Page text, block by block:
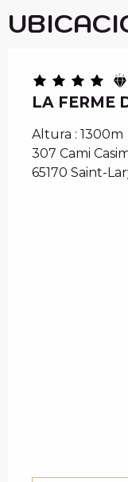
LA FERME
Altura : 1300m
307 Cami
65170 Saint-